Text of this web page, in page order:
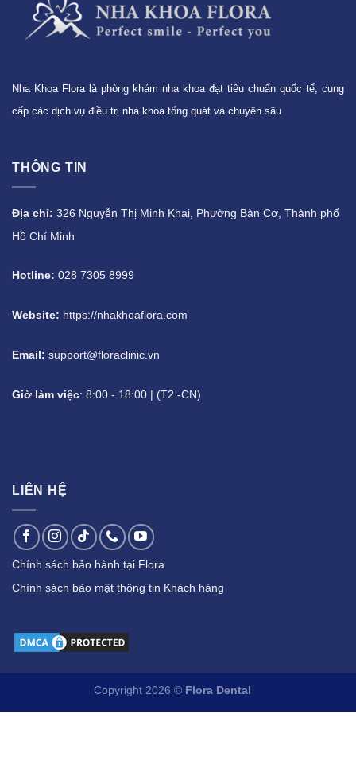
Nha Khoa Flora là phòng khám nha khoa đạt tiêu chuẩn quốc tế, cung
cấp các dịch vụ điều trị nha khoa tổng quát và chuyên sâu
THÔNG TIN
Địa chỉ: 326 Nguyễn Thị Minh Khai, Phường Bàn Cơ, Thành phố
Hồ Chí Minh
Hotline: 028 7305 8999
Website: https://nhakhoaflora.com
Email: support@floraclinic.vn
Giờ làm việc: 8:00 - 18:00 | (T2 -CN)
LIÊN HỆ
Chính sách bảo hành tại Flora
Chính sách bảo mật thông tin Khách hàng
Copyright 2026 © Flora Dental